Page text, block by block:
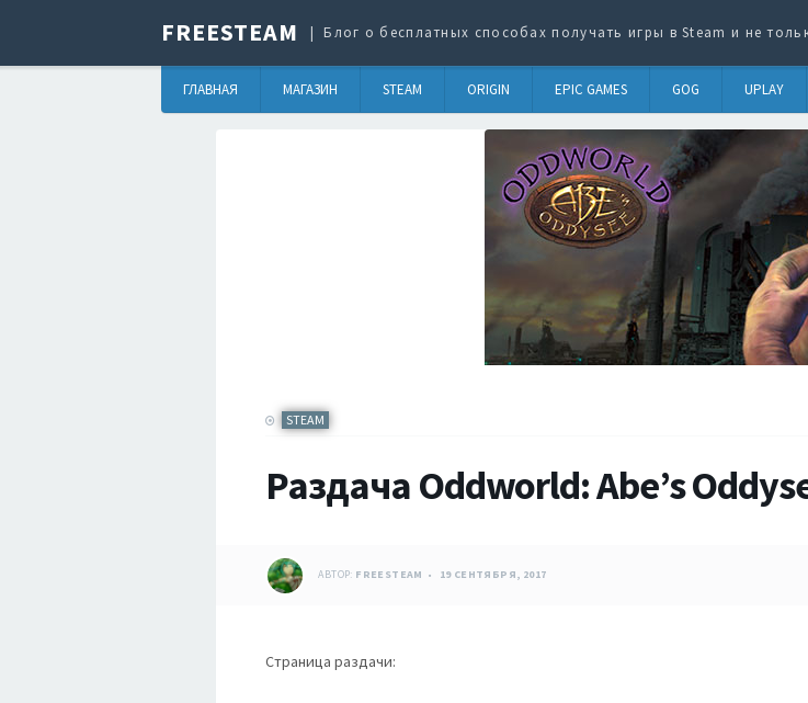
FREESTEAM Блог о бесплатных способах получать игры в Steam и не
ГЛАВНАЯ МАГАЗИН STEAM ORIGIN EPIC GAMES GOG UPLAY
STEAM
Раздача Oddworld: Abe’s
АВТОР: FREESTEAM 19 СЕНТЯБРЯ, 2017
Страница раздачи: